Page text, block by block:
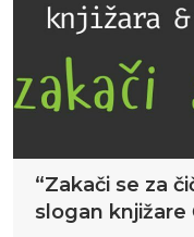
“Zakači se za
slogan knjižare